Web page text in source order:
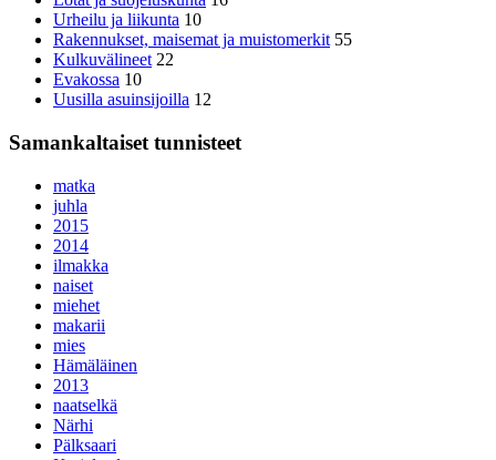
Urheilu ja liikunta 10
Rakennukset, maisemat ja muistomerkit 55
Kulkuvälineet 22
Evakossa 10
Uusilla asuinsijoilla 12
Samankaltaiset tunnisteet
matka
juhla
2015
2014
ilmakka
naiset
miehet
makarii
mies
Hämäläinen
2013
naatselkä
Närhi
Pälksaari